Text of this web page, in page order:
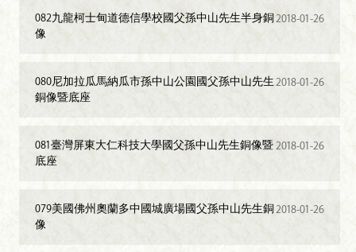
2018-01-26
082九龍柯士甸道德信學校國父孫中山先生半身銅
像
2018-01-26
080尼加拉瓜馬納瓜市孫中山公園國父孫中山先生
銅像暨底座
2018-01-26
081臺灣屏東大仁科技大學國父孫中山先生銅像暨
底座
2018-01-26
079美國佛州奧蘭多中國城廣場國父孫中山先生銅
像